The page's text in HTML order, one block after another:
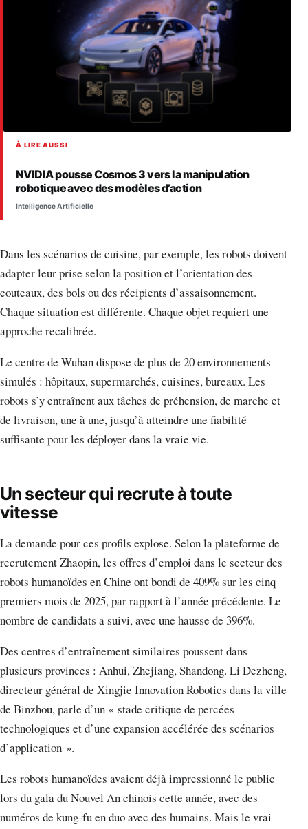
À LIRE AUSSI
NVIDIA pousse Cosmos 3 vers la manipulation
robotique avec des modèles d’action
Intelligence Artificielle
Dans les scénarios de cuisine, par exemple, les robots doivent
adapter leur prise selon la position et l’orientation des
couteaux, des bols ou des récipients d’assaisonnement.
Chaque situation est différente. Chaque objet requiert une
approche recalibrée.
Le centre de Wuhan dispose de plus de 20 environnements
simulés : hôpitaux, supermarchés, cuisines, bureaux. Les
robots s’y entraînent aux tâches de préhension, de marche et
de livraison, une à une, jusqu’à atteindre une fiabilité
suffisante pour les déployer dans la vraie vie.
Un secteur qui recrute à toute
vitesse
La demande pour ces profils explose. Selon la plateforme de
recrutement Zhaopin, les offres d’emploi dans le secteur des
robots humanoïdes en Chine ont bondi de 409% sur les cinq
premiers mois de 2025, par rapport à l’année précédente. Le
nombre de candidats a suivi, avec une hausse de 396%.
Des centres d’entraînement similaires poussent dans
plusieurs provinces : Anhui, Zhejiang, Shandong. Li Dezheng,
directeur général de Xingjie Innovation Robotics dans la ville
de Binzhou, parle d’un « stade critique de percées
technologiques et d’une expansion accélérée des scénarios
d’application ».
Les robots humanoïdes avaient déjà impressionné le public
lors du gala du Nouvel An chinois cette année, avec des
numéros de kung-fu en duo avec des humains. Mais le vrai